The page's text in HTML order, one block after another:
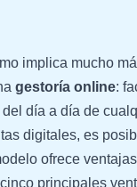
implica mucho
gestoría online:
día a día de
digitales, es
ofrece
principales